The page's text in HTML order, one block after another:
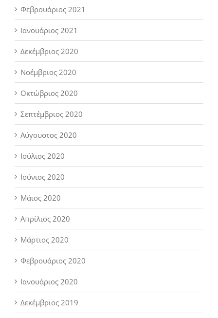
Φεβρουάριος 2021
Ιανουάριος 2021
Δεκέμβριος 2020
Νοέμβριος 2020
Οκτώβριος 2020
Σεπτέμβριος 2020
Αύγουστος 2020
Ιούλιος 2020
Ιούνιος 2020
Μάιος 2020
Απρίλιος 2020
Μάρτιος 2020
Φεβρουάριος 2020
Ιανουάριος 2020
Δεκέμβριος 2019